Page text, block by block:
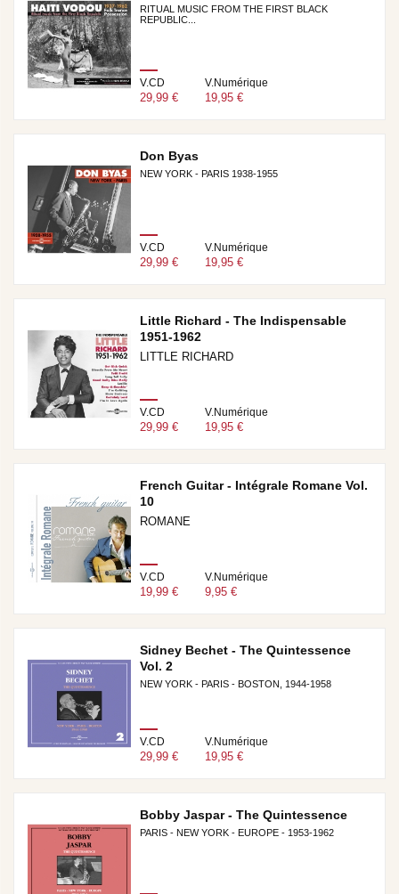
RITUAL MUSIC FROM THE FIRST BLACK
REPUBLIC...
V.CD
29,99 €
V.Numérique
19,95 €
Don Byas
NEW YORK - PARIS 1938-1955
V.CD
29,99 €
V.Numérique
19,95 €
Little Richard - The Indispensable
1951-1962
LITTLE RICHARD
V.CD
29,99 €
V.Numérique
19,95 €
French Guitar - Intégrale Romane Vol.
10
ROMANE
V.CD
19,99 €
V.Numérique
9,95 €
Sidney Bechet - The Quintessence
Vol. 2
NEW YORK - PARIS - BOSTON, 1944-1958
V.CD
29,99 €
V.Numérique
19,95 €
Bobby Jaspar - The Quintessence
PARIS - NEW YORK - EUROPE - 1953-1962